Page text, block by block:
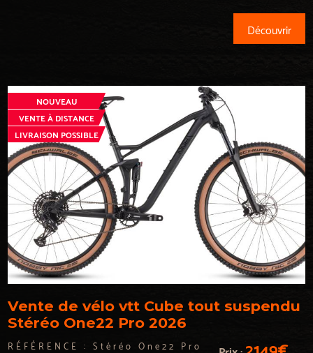
Découvrir
NOUVEAU
VENTE À DISTANCE
LIVRAISON POSSIBLE
Vente de vélo vtt Cube tout suspendu
Stéréo One22 Pro 2026
RÉFÉRENCE :Stéréo One22 Pro